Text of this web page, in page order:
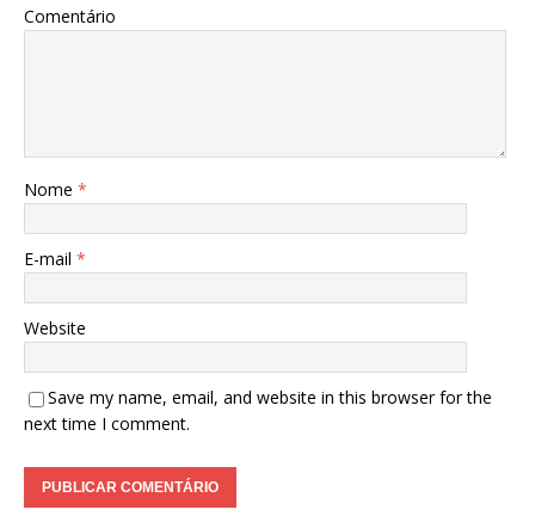
Comentário
Nome *
E-mail *
Website
Save my name, email, and website in this browser for the
next time I comment.